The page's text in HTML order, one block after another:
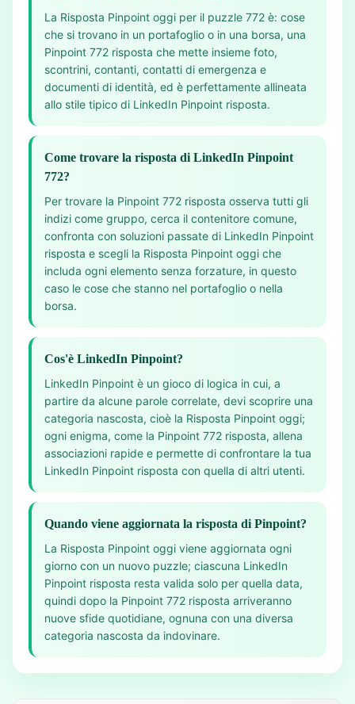
La Risposta Pinpoint oggi per il puzzle 772 è: cose
che si trovano in un portafoglio o in una borsa, una
Pinpoint 772 risposta che mette insieme foto,
scontrini, contanti, contatti di emergenza e
documenti di identità, ed è perfettamente allineata
allo stile tipico di LinkedIn Pinpoint risposta.
Come trovare la risposta di LinkedIn Pinpoint
772?
Per trovare la Pinpoint 772 risposta osserva tutti gli
indizi come gruppo, cerca il contenitore comune,
confronta con soluzioni passate di LinkedIn Pinpoint
risposta e scegli la Risposta Pinpoint oggi che
includa ogni elemento senza forzature, in questo
caso le cose che stanno nel portafoglio o nella
borsa.
Cos'è LinkedIn Pinpoint?
LinkedIn Pinpoint è un gioco di logica in cui, a
partire da alcune parole correlate, devi scoprire una
categoria nascosta, cioè la Risposta Pinpoint oggi;
ogni enigma, come la Pinpoint 772 risposta, allena
associazioni rapide e permette di confrontare la tua
LinkedIn Pinpoint risposta con quella di altri utenti.
Quando viene aggiornata la risposta di Pinpoint?
La Risposta Pinpoint oggi viene aggiornata ogni
giorno con un nuovo puzzle; ciascuna LinkedIn
Pinpoint risposta resta valida solo per quella data,
quindi dopo la Pinpoint 772 risposta arriveranno
nuove sfide quotidiane, ognuna con una diversa
categoria nascosta da indovinare.